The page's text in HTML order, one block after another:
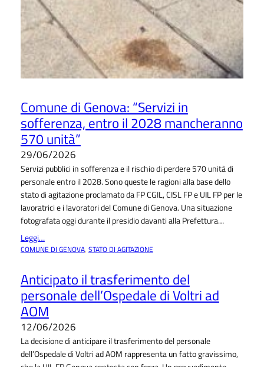
Comune di Genova: “Servizi in
sofferenza, entro il 2028 mancheranno
570 unità”
29/06/2026
Servizi pubblici in sofferenza e il rischio di perdere 570 unità di
personale entro il 2028. Sono queste le ragioni alla base dello
stato di agitazione proclamato da FP CGIL, CISL FP e UIL FP per le
lavoratrici e i lavoratori del Comune di Genova. Una situazione
fotografata oggi durante il presidio davanti alla Prefettura…
Leggi…
COMUNE DI GENOVA, STATO DI AGITAZIONE
Anticipato il trasferimento del
personale dell’Ospedale di Voltri ad
AOM
12/06/2026
La decisione di anticipare il trasferimento del personale
dell’Ospedale di Voltri ad AOM rappresenta un fatto gravissimo,